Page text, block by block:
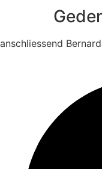
anschliessend